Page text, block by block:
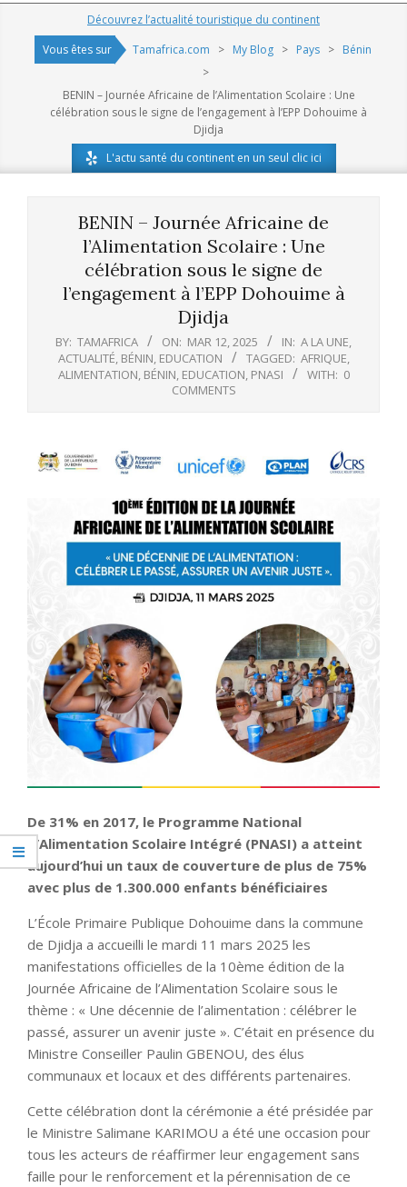
Navigation
Découvrez l’actualité touristique du continent
Vous êtes sur
Tamafrica.com > My Blog > Pays > Bénin
>
BENIN – Journée Africaine de l’Alimentation Scolaire : Une
célébration sous le signe de l’engagement à l’EPP Dohouime à
Djidja
L'actu santé du continent en un seul clic ici
BENIN – Journée Africaine de
l’Alimentation Scolaire : Une
célébration sous le signe de
l’engagement à l’EPP Dohouime à
Djidja
BY: TAMAFRICA ON: MAR 12, 2025 IN: A LA UNE,
ACTUALITÉ, BÉNIN, EDUCATION TAGGED: AFRIQUE,
ALIMENTATION, BÉNIN, EDUCATION, PNASI WITH: 0
COMMENTS
De 31% en 2017, le Programme National
d’Alimentation Scolaire Intégré (PNASI) a atteint
aujourd’hui un taux de couverture de plus de 75%
avec plus de 1.300.000 enfants bénéficiaires
L’École Primaire Publique Dohouime dans la commune
de Djidja a accueilli le mardi 11 mars 2025 les
manifestations officielles de la 10ème édition de la
Journée Africaine de l’Alimentation Scolaire sous le
thème : « Une décennie de l’alimentation : célébrer le
passé, assurer un avenir juste ». C’était en présence du
Ministre Conseiller Paulin GBENOU, des élus
communaux et locaux et des différents partenaires.
Cette célébration dont la cérémonie a été présidée par
le Ministre Salimane KARIMOU a été une occasion pour
tous les acteurs de réaffirmer leur engagement sans
faille pour le renforcement et la pérennisation de ce